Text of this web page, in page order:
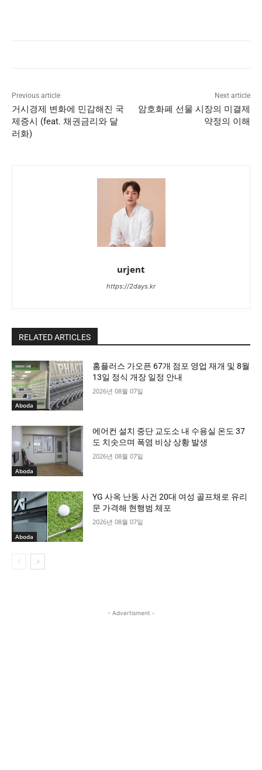
Previous article
거시경제 변화에 민감해진 국
제증시 (feat. 채권금리와 달
러화)
Next article
암호화폐 선물 시장의 미결제
약정의 이해
urjent
https://2days.kr
RELATED ARTICLES
Aboda
홈플러스 가오픈 67개 점포 영업 재개 및 8월
13일 정식 개장 일정 안내
2026년 08월 07일
Aboda
에어컨 설치 중단 교도소 내 수용실 온도 37
도 치솟으며 폭염 비상 상황 발생
2026년 08월 07일
Aboda
YG 사옥 난동 사건 20대 여성 골프채로 유리
문 가격해 현행범 체포
2026년 08월 07일
- Advertisment -